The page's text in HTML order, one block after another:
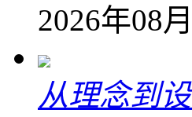
2026年08
从理念到